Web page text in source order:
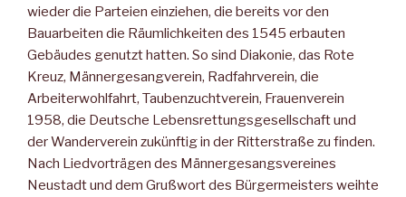
wieder die Parteien einziehen, die bereits vor den
Bauarbeiten die Räumlichkeiten des 1545 erbauten
Gebäudes genutzt hatten. So sind Diakonie, das Rote
Kreuz, Männergesangverein, Radfahrverein, die
Arbeiterwohlfahrt, Taubenzuchtverein, Frauenverein
1958, die Deutsche Lebensrettungsgesellschaft und
der Wanderverein zukünftig in der Ritterstraße zu finden.
Nach Liedvorträgen des Männergesangsvereines
Neustadt und dem Grußwort des Bürgermeisters weihte